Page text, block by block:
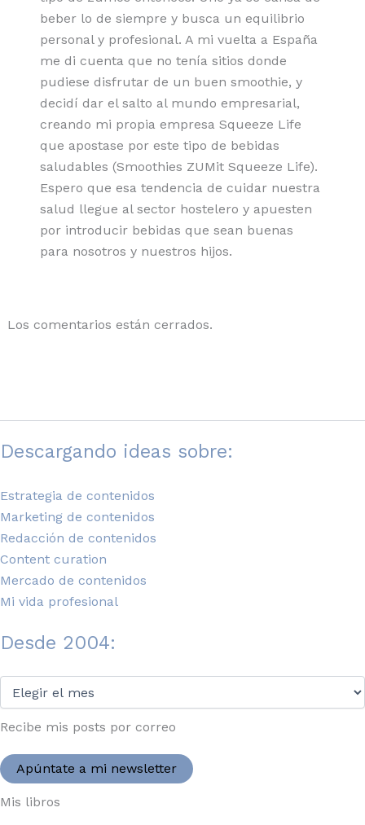
beber lo de siempre y busca un equilibrio
personal y profesional. A mi vuelta a España
me di cuenta que no tenía sitios donde
pudiese disfrutar de un buen smoothie, y
decidí dar el salto al mundo empresarial,
creando mi propia empresa Squeeze Life
que apostase por este tipo de bebidas
saludables (Smoothies ZUMit Squeeze Life).
Espero que esa tendencia de cuidar nuestra
salud llegue al sector hostelero y apuesten
por introducir bebidas que sean buenas
para nosotros y nuestros hijos.
Los comentarios están cerrados.
Descargando ideas sobre:
Estrategia de contenidos
Marketing de contenidos
Redacción de contenidos
Content curation
Mercado de contenidos
Mi vida profesional
Desde 2004:
2004:
Recibe mis posts por correo
Apúntate a mi newsletter
Mis libros